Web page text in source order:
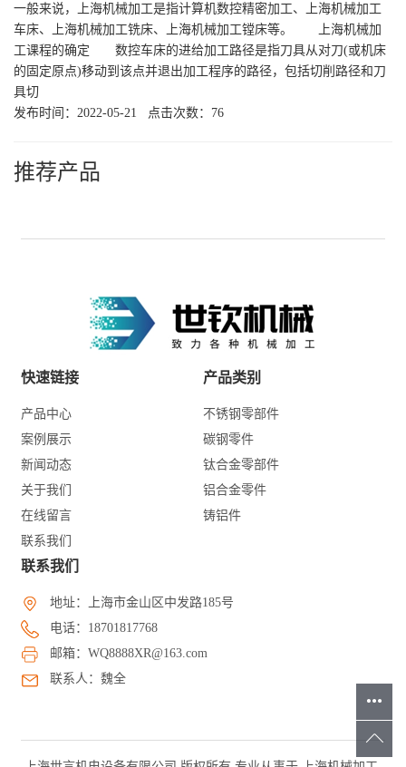
一般来说，上海机械加工是指计算机数控精密加工、上海机械加工
车床、上海机械加工铣床、上海机械加工镗床等。 上海机械加
工课程的确定 数控车床的进给加工路径是指刀具从对刀(或机床
的固定原点)移动到该点并退出加工程序的路径，包括切削路径和刀
具切
发布时间：2022-05-21 点击次数：76
推荐产品
快速链接
产品中心
案例展示
新闻动态
关于我们
在线留言
联系我们
产品类别
不锈钢零部件
碳钢零件
钛合金零部件
铝合金零件
铸铝件
联系我们
地址：上海市金山区中发路185号
电话：18701817768
邮箱：WQ8888XR@163.com
联系人：魏全